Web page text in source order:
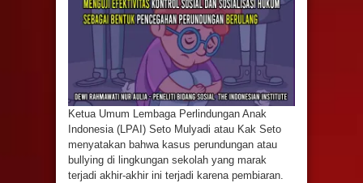
Ketua Umum Lembaga Perlindungan Anak
Indonesia (LPAI) Seto Mulyadi atau Kak Seto
menyatakan bahwa kasus perundungan atau
bullying di lingkungan sekolah yang marak
terjadi akhir-akhir ini terjadi karena pembiaran.